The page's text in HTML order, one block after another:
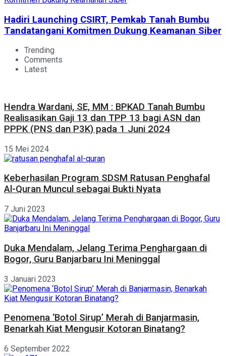
Hadiri Launching CSIRT, Pemkab Tanah Bumbu
Tandatangani Komitmen Dukung Keamanan Siber
Trending
Comments
Latest
Hendra Wardani, SE, MM : BPKAD Tanah Bumbu
Realisasikan Gaji 13 dan TPP 13 bagi ASN dan
PPPK (PNS dan P3K) pada 1 Juni 2024
15 Mei 2024
Keberhasilan Program SDSM Ratusan Penghafal
Al-Quran Muncul sebagai Bukti Nyata
7 Juni 2023
Duka Mendalam, Jelang Terima Penghargaan di
Bogor, Guru Banjarbaru Ini Meninggal
3 Januari 2023
Penomena ‘Botol Sirup’ Merah di Banjarmasin,
Benarkah Kiat Mengusir Kotoran Binatang?
6 September 2022